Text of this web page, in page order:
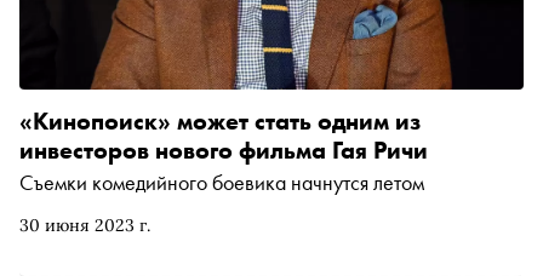
30 июня 2023 г.
«Кинопоиск» может стать одним из
инвесторов нового фильма Гая Ричи
Съемки комедийного боевика начнутся летом